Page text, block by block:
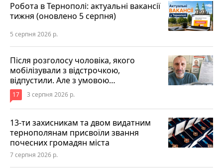
Робота в Тернополі: актуальні вакансії
тижня (оновлено 5 серпня)
5 серпня 2026 р.
Після розголосу чоловіка, якого
мобілізували з відстрочкою,
відпустили. Але з умовою…
17 3 серпня 2026 р.
13-ти захисникам та двом видатним
тернополянам присвоїли звання
почесних громадян міста
7 серпня 2026 р.